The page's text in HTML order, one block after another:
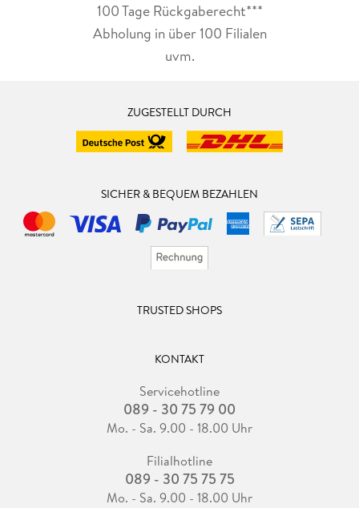
100 Tage Rückgaberecht***
Abholung in über 100 Filialen
uvm.
ZUGESTELLT DURCH
SICHER & BEQUEM BEZAHLEN
TRUSTED SHOPS
KONTAKT
Servicehotline
089 - 30 75 79 00
Mo. - Sa. 9.00 - 18.00 Uhr
Filialhotline
089 - 30 75 75 75
Mo. - Sa. 9.00 - 18.00 Uhr